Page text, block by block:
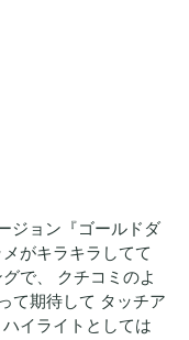
ジョン『ゴールドダ
がキラキラしてて
で、 クチコミのよ
て期待して タッチア
イライトとしては